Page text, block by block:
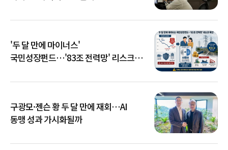
'두 달 만에 마이너스'
국민성장펀드…'83조 전력망' 리스크
구광모·젠슨 황 두 달 만에 재회…AI
동맹 성과 가시화될까